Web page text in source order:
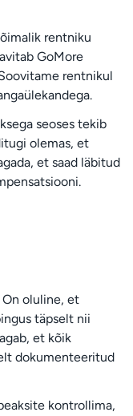
rentniku
GoMore
rentnikul
seoses tekib
olemas, et
et saad läbitud
On oluline, et
täpselt nii
et kõik
dokumenteeritud
kontrollima,